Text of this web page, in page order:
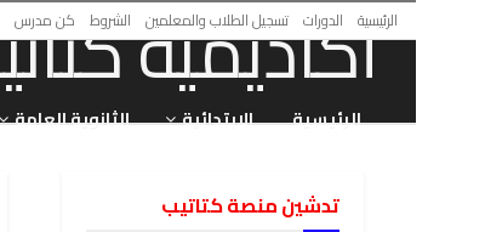
الرئيسية الدورات تسجيل الطلاب والمعلمين الشروط كن مدرس
الرئيسية الابتدائية الثانوية العامة
تدشين منصة كتاتيب